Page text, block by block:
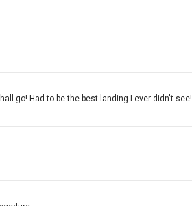
go! Had to be the best landing I ever didn't see!